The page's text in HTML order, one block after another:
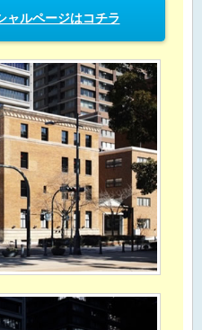
ャルページはコチラ